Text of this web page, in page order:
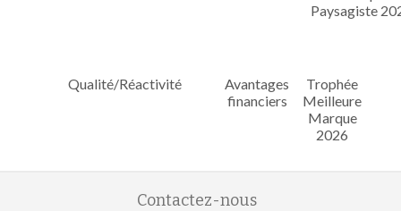
Qualité/Réactivité
Avantages
financiers
Trophée
Meilleure
Marque
2026
Contactez-nous